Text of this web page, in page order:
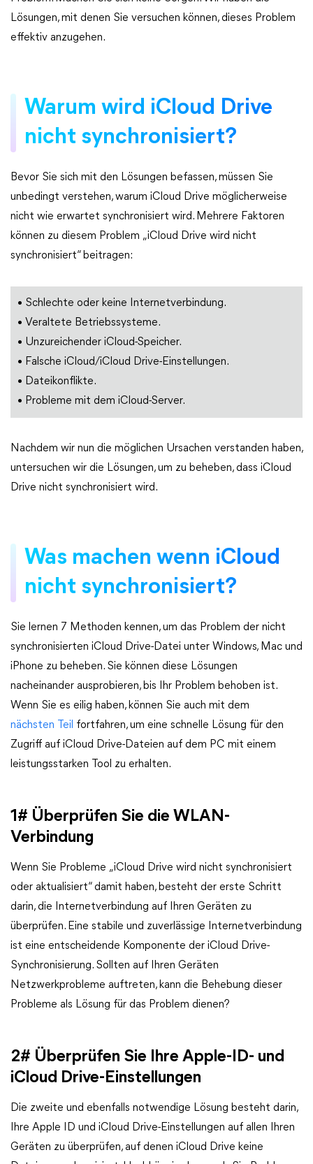
Lösungen, mit denen Sie versuchen können, dieses Problem
effektiv anzugehen.
Warum wird iCloud Drive
nicht synchronisiert?
Bevor Sie sich mit den Lösungen befassen, müssen Sie
unbedingt verstehen, warum iCloud Drive möglicherweise
nicht wie erwartet synchronisiert wird. Mehrere Faktoren
können zu diesem Problem „iCloud Drive wird nicht
synchronisiert“ beitragen:
• Schlechte oder keine Internetverbindung.
• Veraltete Betriebssysteme.
• Unzureichender iCloud-Speicher.
• Falsche iCloud/iCloud Drive-Einstellungen.
• Dateikonflikte.
• Probleme mit dem iCloud-Server.
Nachdem wir nun die möglichen Ursachen verstanden haben,
untersuchen wir die Lösungen, um zu beheben, dass iCloud
Drive nicht synchronisiert wird.
Was machen wenn iCloud
nicht synchronisiert?
Sie lernen 7 Methoden kennen, um das Problem der nicht
synchronisierten iCloud Drive-Datei unter Windows, Mac und
iPhone zu beheben. Sie können diese Lösungen
nacheinander ausprobieren, bis Ihr Problem behoben ist.
Wenn Sie es eilig haben, können Sie auch mit dem
nächsten Teil fortfahren, um eine schnelle Lösung für den
Zugriff auf iCloud Drive-Dateien auf dem PC mit einem
leistungsstarken Tool zu erhalten.
1# Überprüfen Sie die WLAN-
Verbindung
Wenn Sie Probleme „iCloud Drive wird nicht synchronisiert
oder aktualisiert“ damit haben, besteht der erste Schritt
darin, die Internetverbindung auf Ihren Geräten zu
überprüfen. Eine stabile und zuverlässige Internetverbindung
ist eine entscheidende Komponente der iCloud Drive-
Synchronisierung. Sollten auf Ihren Geräten
Netzwerkprobleme auftreten, kann die Behebung dieser
Probleme als Lösung für das Problem dienen?
2# Überprüfen Sie Ihre Apple-ID- und
iCloud Drive-Einstellungen
Die zweite und ebenfalls notwendige Lösung besteht darin,
Ihre Apple ID und iCloud Drive-Einstellungen auf allen Ihren
Geräten zu überprüfen, auf denen iCloud Drive keine